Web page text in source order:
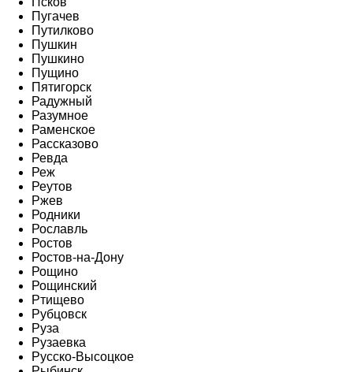
Пугачев
Путилково
Пушкин
Пушкино
Пущино
Пятигорск
Радужный
Разумное
Раменское
Рассказово
Ревда
Реж
Реутов
Ржев
Родники
Рославль
Ростов
Ростов-на-Дону
Рощино
Рощинский
Ртищево
Рубцовск
Руза
Рузаевка
Русско-Высоцкое